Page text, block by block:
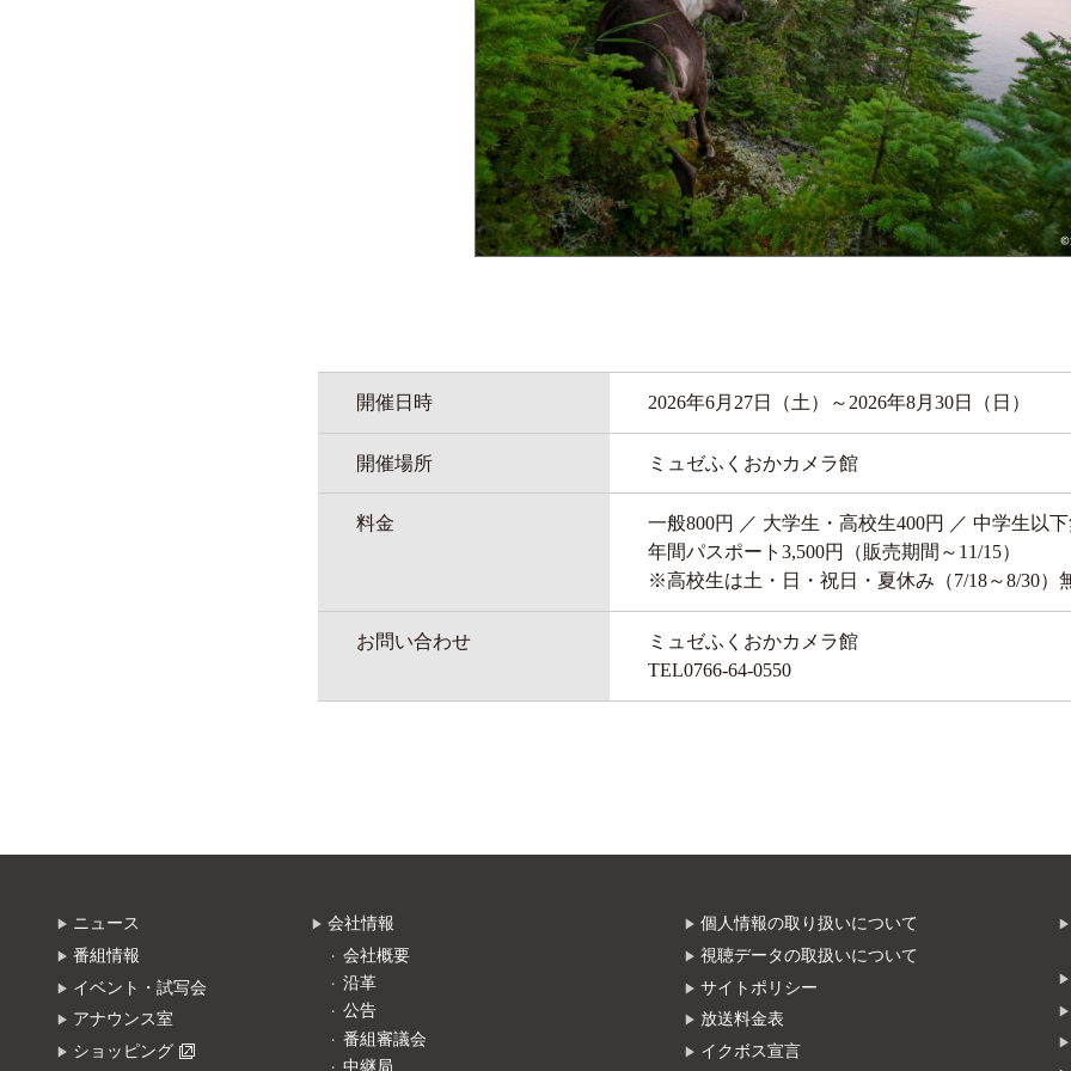
開催日時 2026年6月27日（土）～2026年8月30日（日）
開催場所 ミュゼふくおかカメラ館
料金
一般800円 ／ 大学生・高校生400円 ／ 中学生以
年間パスポート3,500円（販売期間～11/15）
※高校生は土・日・祝日・夏休み（7/18～8/30
お問い合わせ
ミュゼふくおかカメラ館
TEL0766-64-0550
ニュース
番組情報
イベント・試写会
アナウンス室
ショッピング
会社情報
会社概要
沿革
公告
番組審議会
中継局
個人情報の取り扱いについて
視聴データの取扱いについて
サイトポリシー
放送料金表
イクボス宣言